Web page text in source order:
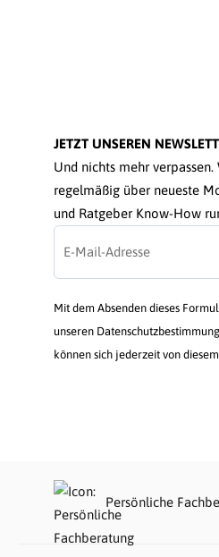
JETZT UNSEREN
Und nichts mehr
regelmäßig über neueste
und Ratgeber Know-How
Mit dem Absenden dieses
unseren
können sich jederzeit von
Persönliche